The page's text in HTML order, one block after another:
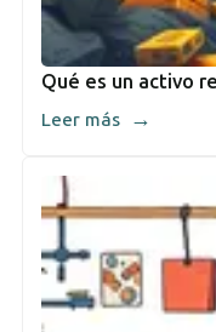
Qué es un activo
Leer más →